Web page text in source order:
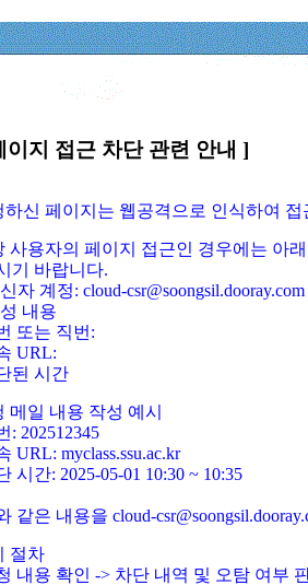
이지 접근 차단 관련 안내 ]
하신 페이지는 웹공격으로 인식하여
사용자의 페이지 접근인 경우에는 아
기 바랍니다.
자 계정: cloud-csr@soongsil.dooray.com
내용
또는 직번:
URL:
된 시간
메일 내용 작성 예시
: 202512345
URL: myclass.ssu.ac.kr
시간: 2025-05-01 10:30 ~ 10:35
같은 내용을 cloud-
절차
내용 확인 -> 차단 내역 및 오탐 여부